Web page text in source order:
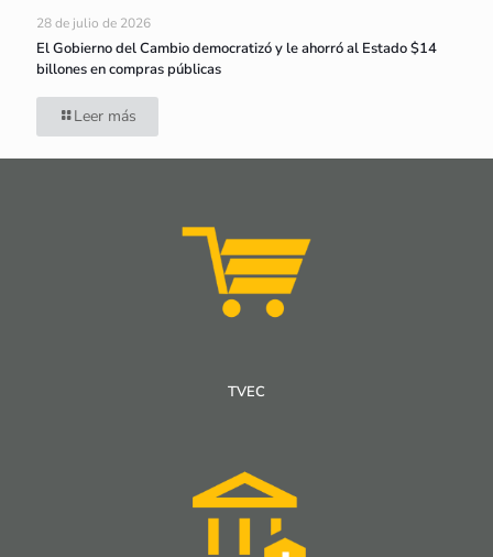
28 de julio de 2026
El Gobierno del Cambio democratizó y le ahorró al Estado $14
billones en compras públicas
Leer más
TVEC